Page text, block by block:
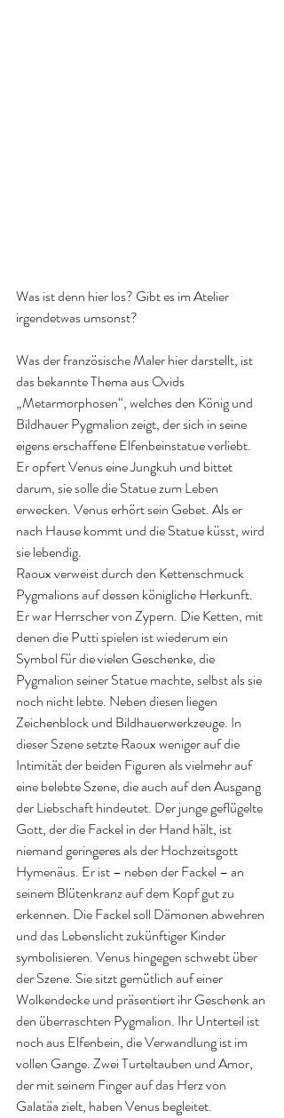
Was ist denn hier los? Gibt es im Atelier
irgendetwas umsonst?
Was der französische Maler hier darstellt, ist
das bekannte Thema aus Ovids
„Metarmorphosen“, welches den König und
Bildhauer Pygmalion zeigt, der sich in seine
eigens erschaffene Elfenbeinstatue verliebt.
Er opfert Venus eine Jungkuh und bittet
darum, sie solle die Statue zum Leben
erwecken. Venus erhört sein Gebet. Als er
nach Hause kommt und die Statue küsst, wird
sie lebendig.
Raoux verweist durch den Kettenschmuck
Pygmalions auf dessen königliche Herkunft.
Er war Herrscher von Zypern. Die Ketten, mit
denen die Putti spielen ist wiederum ein
Symbol für die vielen Geschenke, die
Pygmalion seiner Statue machte, selbst als sie
noch nicht lebte. Neben diesen liegen
Zeichenblock und Bildhauerwerkzeuge. In
dieser Szene setzte Raoux weniger auf die
Intimität der beiden Figuren als vielmehr auf
eine belebte Szene, die auch auf den Ausgang
der Liebschaft hindeutet. Der junge geflügelte
Gott, der die Fackel in der Hand hält, ist
niemand geringeres als der Hochzeitsgott
Hymenäus. Er ist – neben der Fackel – an
seinem Blütenkranz auf dem Kopf gut zu
erkennen. Die Fackel soll Dämonen abwehren
und das Lebenslicht zukünftiger Kinder
symbolisieren. Venus hingegen schwebt über
der Szene. Sie sitzt gemütlich auf einer
Wolkendecke und präsentiert ihr Geschenk an
den überraschten Pygmalion. Ihr Unterteil ist
noch aus Elfenbein, die Verwandlung ist im
vollen Gange. Zwei Turteltauben und Amor,
der mit seinem Finger auf das Herz von
Galatäa zielt, haben Venus begleitet.